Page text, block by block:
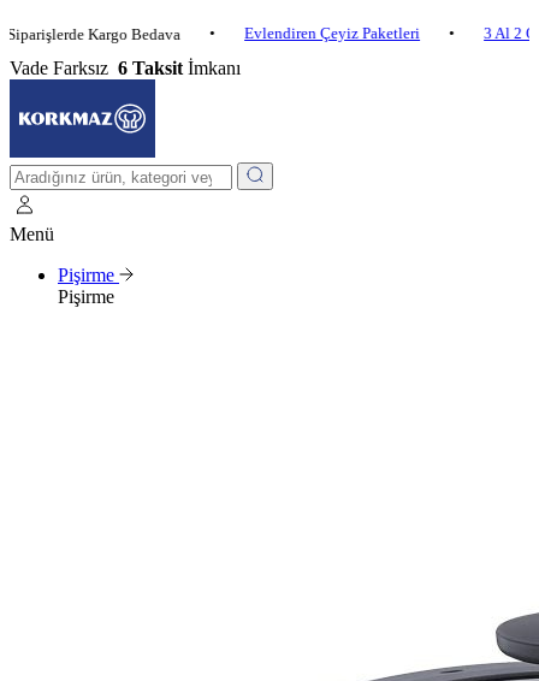
Kargo Bedava • Evlendiren Çeyiz Paketleri • 3 Al 2 Öde •
Vade Farksız 6 Taksit İmkanı
Menü
Pişirme
Pişirme